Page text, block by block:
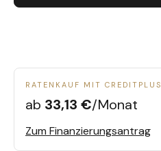
RATENKAUF MIT CREDITPLUS
ab 33,13 €/Monat
Zum Finanzierungsantrag